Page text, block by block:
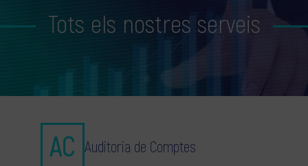
Tots els nostres serveis
Auditoria de Comptes